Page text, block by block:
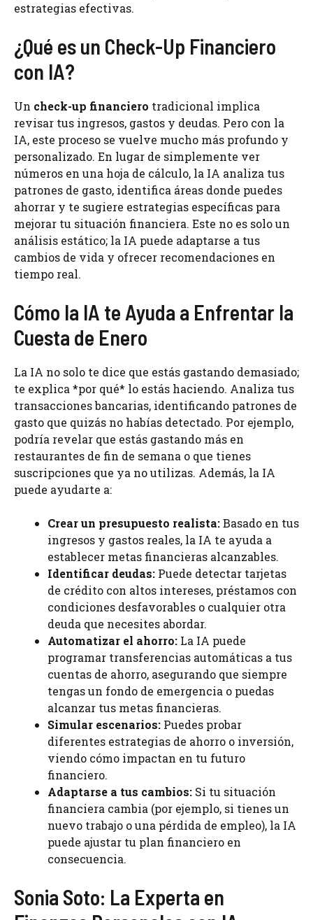
estrategias efectivas.
¿Qué es un Check-Up Financiero
con IA?
Un check-up financiero tradicional implica
revisar tus ingresos, gastos y deudas. Pero con la
IA, este proceso se vuelve mucho más profundo y
personalizado. En lugar de simplemente ver
números en una hoja de cálculo, la IA analiza tus
patrones de gasto, identifica áreas donde puedes
ahorrar y te sugiere estrategias específicas para
mejorar tu situación financiera. Este no es solo un
análisis estático; la IA puede adaptarse a tus
cambios de vida y ofrecer recomendaciones en
tiempo real.
Cómo la IA te Ayuda a Enfrentar la
Cuesta de Enero
La IA no solo te dice que estás gastando demasiado;
te explica *por qué* lo estás haciendo. Analiza tus
transacciones bancarias, identificando patrones de
gasto que quizás no habías detectado. Por ejemplo,
podría revelar que estás gastando más en
restaurantes de fin de semana o que tienes
suscripciones que ya no utilizas. Además, la IA
puede ayudarte a:
Crear un presupuesto realista:Basado en tus
ingresos y gastos reales, la IA te ayuda a
establecer metas financieras alcanzables.
Identificar deudas: Puede detectar tarjetas
de crédito con altos intereses, préstamos con
condiciones desfavorables o cualquier otra
deuda que necesites abordar.
Automatizar el ahorro: La IA puede
programar transferencias automáticas a tus
cuentas de ahorro, asegurando que siempre
tengas un fondo de emergencia o puedas
alcanzar tus metas financieras.
Simular escenarios: Puedes probar
diferentes estrategias de ahorro o inversión,
viendo cómo impactan en tu futuro
financiero.
Adaptarse a tus cambios: Si tu situación
financiera cambia (por ejemplo, si tienes un
nuevo trabajo o una pérdida de empleo), la IA
puede ajustar tu plan financiero en
consecuencia.
Sonia Soto: La Experta en